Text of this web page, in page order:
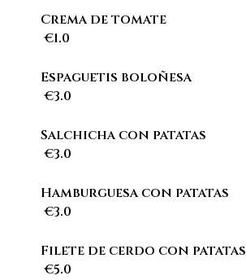
Crema de tomate
€1.0
Espaguetis boloñesa
€3.0
Salchicha con patatas
€3.0
Hamburguesa con patatas
€3.0
Filete de cerdo con patatas
€5.0